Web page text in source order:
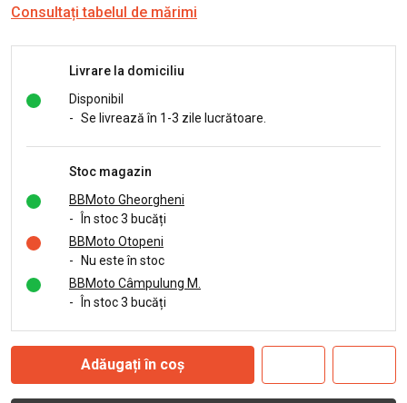
Consultați tabelul de mărimi
Livrare la domiciliu
Disponibil
- Se livrează în 1-3 zile lucrătoare.
Stoc magazin
BBMoto Gheorgheni
-
În stoc 3 bucăți
BBMoto Otopeni
-
Nu este în stoc
BBMoto Câmpulung M.
-
În stoc 3 bucăți
Adăugați în coș